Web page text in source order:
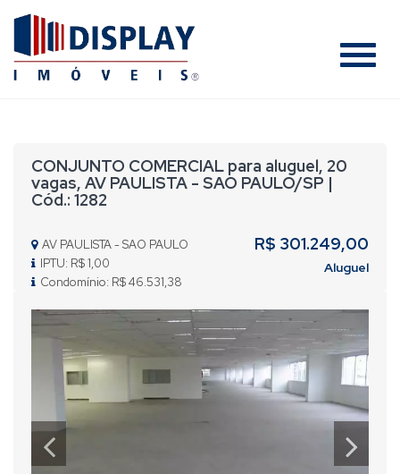
#
CONJUNTO COMERCIAL para aluguel, 20
vagas, AV PAULISTA - SAO PAULO/SP |
Cód.: 1282
AV PAULISTA - SAO PAULO
IPTU: R$ 1,00
Condomínio: R$ 46.531,38
R$ 301.249,00
Aluguel
Previous